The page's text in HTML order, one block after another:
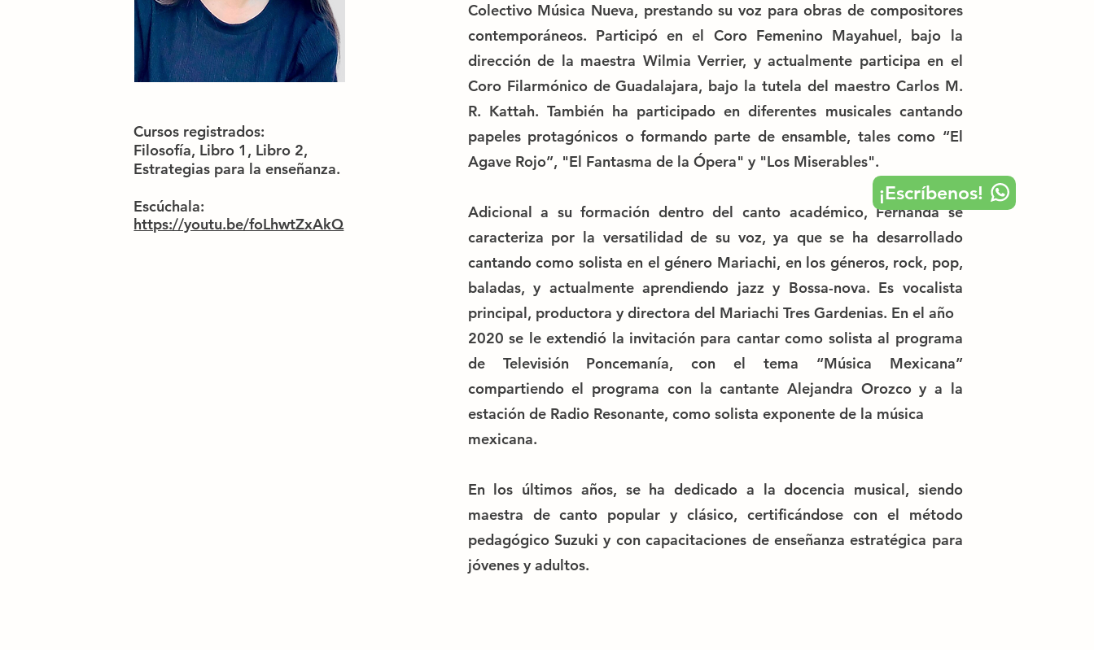
¡Escríbenos!
Cursos registrados:
Filosofía, Libro 1, Libro 2,
Estrategias para la enseñanza.
Escúchala:
https://youtu.be/foLhwtZxAkQ
Colectivo Música Nueva, prestando su voz para obras de compositores
contemporáneos. Participó en el Coro Femenino Mayahuel, bajo la
dirección de la maestra Wilmia Verrier, y actualmente participa en el
Coro Filarmónico de Guadalajara, bajo la tutela del maestro Carlos M.
R. Kattah. También ha participado en diferentes musicales cantando
papeles protagónicos o formando parte de ensamble, tales como “El
Agave Rojo”, "El Fantasma de la Ópera" y "Los Miserables".
Adicional a su formación dentro del canto académico, Fernanda se
caracteriza por la versatilidad de su voz, ya que se ha desarrollado
cantando como solista en el género Mariachi, en los géneros, rock, pop,
baladas, y actualmente aprendiendo jazz y Bossa-nova. Es vocalista
principal, productora y directora del Mariachi Tres Gardenias. En el año
2020 se le extendió la invitación para cantar como solista al programa
de Televisión Poncemanía, con el tema “Música Mexicana”
compartiendo el programa con la cantante Alejandra Orozco y a la
estación de Radio Resonante, como solista exponente de la música
mexicana.
En los últimos años, se ha dedicado a la docencia musical, siendo
maestra de canto popular y clásico, certificándose con el método
pedagógico Suzuki y con capacitaciones de enseñanza estratégica para
jóvenes y adultos.